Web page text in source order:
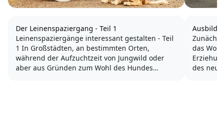
Der Leinenspaziergang - Teil 1
Leinenspaziergänge interessant gestalten - Teil
1 In Großstädten, an bestimmten Orten,
während der Aufzuchtzeit von Jungwild oder
aber aus Gründen zum Wohl des Hundes
das
des